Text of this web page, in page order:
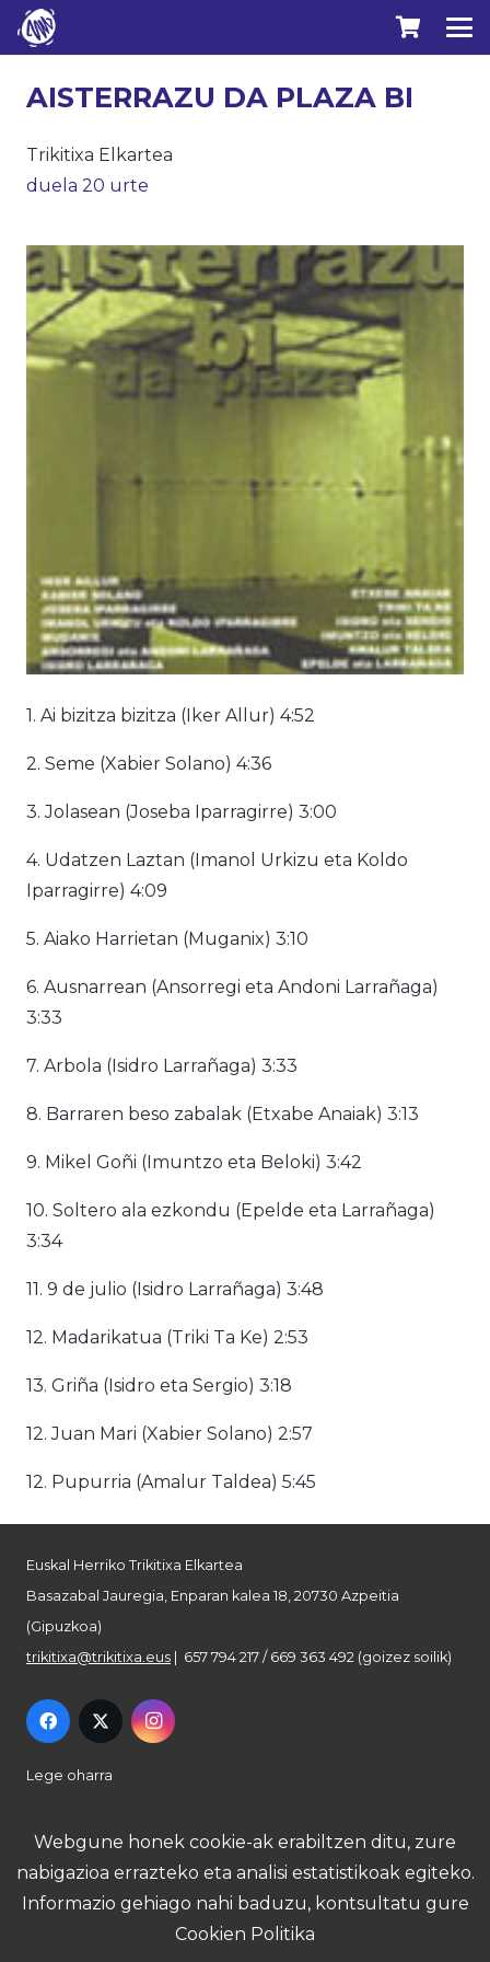
AISTERRAZU DA PLAZA BI
Trikitixa Elkartea
duela 20 urte
1. Ai bizitza bizitza (Iker Allur) 4:52
2. Seme (Xabier Solano) 4:36
3. Jolasean (Joseba Iparragirre) 3:00
4. Udatzen Laztan (Imanol Urkizu eta Koldo
Iparragirre) 4:09
5. Aiako Harrietan (Muganix) 3:10
6. Ausnarrean (Ansorregi eta Andoni Larrañaga)
3:33
7. Arbola (Isidro Larrañaga) 3:33
8. Barraren beso zabalak (Etxabe Anaiak) 3:13
9. Mikel Goñi (Imuntzo eta Beloki) 3:42
10. Soltero ala ezkondu (Epelde eta Larrañaga)
3:34
11. 9 de julio (Isidro Larrañaga) 3:48
12. Madarikatua (Triki Ta Ke) 2:53
13. Griña (Isidro eta Sergio) 3:18
12. Juan Mari (Xabier Solano) 2:57
12. Pupurria (Amalur Taldea) 5:45
Euskal Herriko Trikitixa Elkartea
Basazabal Jauregia, Enparan kalea 18, 20730 Azpeitia
(Gipuzkoa)
trikitixa@trikitixa.eus | 657 794 217 / 669 363 492 (goizez soilik)
Lege oharra
Pribatutasun politika
Webgune honek cookie-ak erabiltzen ditu, zure
nabigazioa errazteko eta analisi estatistikoak egiteko.
Informazio gehiago nahi baduzu, kontsultatu gure
Cookien Politika